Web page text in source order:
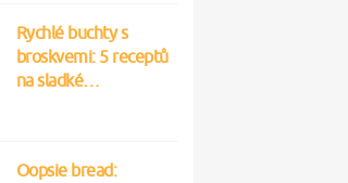
Rychlé buchty s
broskvemi: 5 receptů
na sladké…
Oopsie bread: